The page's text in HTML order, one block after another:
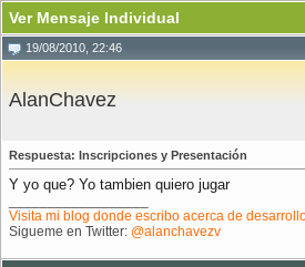
Ver Mensaje Individual
19/08/2010, 22:46
AlanChavez
Respuesta: Inscripciones y Presentación
Y yo que? Yo tambien quiero jugar
Visita mi blog donde escribo acerca de
Sigueme en Twitter: @alanchavezv